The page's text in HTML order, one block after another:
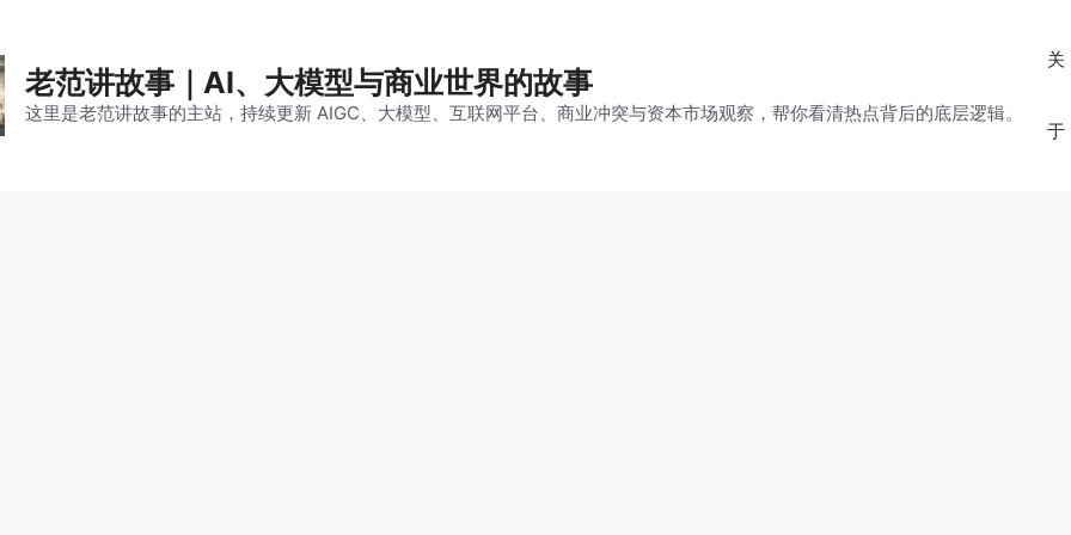
老范讲故事｜AI、大模型与商业世界的故事
这里是老范讲故事的主站，持续更新 AIGC、大模型、互联网平台、商业冲突与资本市场观察，帮你看清热点背后的底层逻辑。
关
于